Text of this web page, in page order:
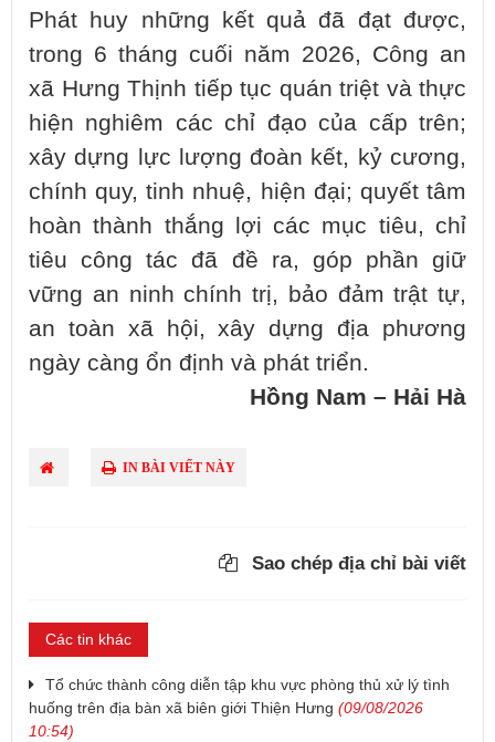
Phát huy những kết quả đã đạt được,
trong 6 tháng cuối năm 2026, Công an
xã Hưng Thịnh tiếp tục quán triệt và thực
hiện nghiêm các chỉ đạo của cấp trên;
xây dựng lực lượng đoàn kết, kỷ cương,
chính quy, tinh nhuệ, hiện đại; quyết tâm
hoàn thành thắng lợi các mục tiêu, chỉ
tiêu công tác đã đề ra, góp phần giữ
vững an ninh chính trị, bảo đảm trật tự,
an toàn xã hội, xây dựng địa phương
ngày càng ổn định và phát triển.
Hồng Nam – Hải Hà
IN BÀI VIẾT NÀY
Sao chép địa chỉ bài viết
Các tin khác
Tổ chức thành công diễn tập khu vực phòng thủ xử lý tình
huống trên địa bàn xã biên giới Thiện Hưng (09/08/2026
10:54)